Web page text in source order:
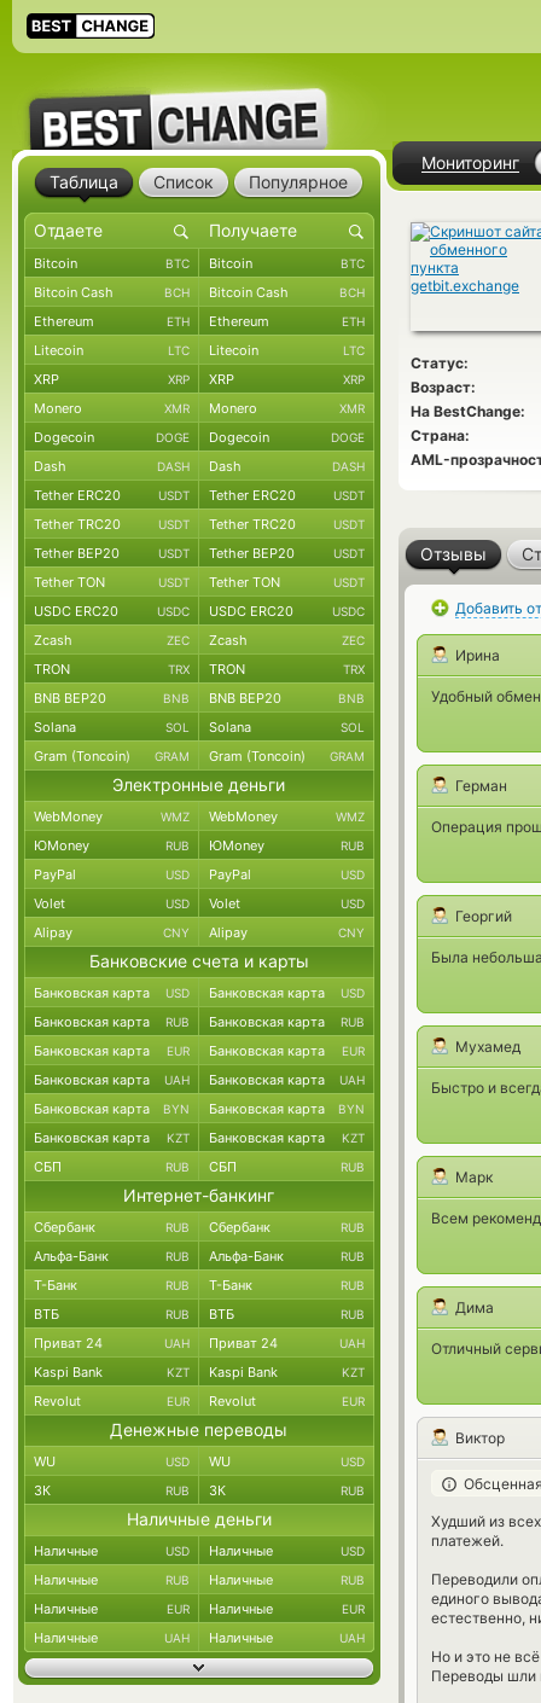
Мониторинг
Статус:
Возраст:
На BestChange:
Страна:
AML-
Отзывы
Добавить
Ирина
Удобный
Герман
Операция
Георгий
Была
Мухамед
Быстро и
Марк
Всем
Дима
Отличный
Виктор
Худший из
платежей.
Переводили
единого
естественно,
Но и это не
Переводы шли
Таблица Список Популярное
Bitcoin BTC Bitcoin BTC
Bitcoin Cash BCH Bitcoin Cash BCH
Ethereum ETH Ethereum ETH
Litecoin LTC Litecoin LTC
XRP XRP XRP XRP
Monero XMR Monero XMR
Dogecoin DOGE Dogecoin DOGE
Dash DASH Dash DASH
Tether ERC20 USDT Tether ERC20 USDT
Tether TRC20 USDT Tether TRC20 USDT
Tether BEP20 USDT Tether BEP20 USDT
Tether TON USDT Tether TON USDT
USDC ERC20 USDC USDC ERC20 USDC
Zcash ZEC Zcash ZEC
TRON TRX TRON TRX
BNB BEP20 BNB BNB BEP20 BNB
Solana SOL Solana SOL
Gram (Toncoin) GRAM Gram (Toncoin) GRAM
Электронные деньги
WebMoney WMZ WebMoney WMZ
ЮMoney RUB ЮMoney RUB
PayPal USD PayPal USD
Volet USD Volet USD
Alipay CNY Alipay CNY
Банковские счета и карты
Банковская карта USD Банковская карта USD
Банковская карта RUB Банковская карта RUB
Банковская карта EUR Банковская карта EUR
Банковская карта UAH Банковская карта UAH
Банковская карта BYN Банковская карта BYN
Банковская карта KZT Банковская карта KZT
СБП RUB СБП RUB
Интернет-банкинг
Сбербанк RUB Сбербанк RUB
Альфа-Банк RUB Альфа-Банк RUB
Т-Банк RUB Т-Банк RUB
ВТБ RUB ВТБ RUB
Приват 24 UAH Приват 24 UAH
Kaspi Bank KZT Kaspi Bank KZT
Revolut EUR Revolut EUR
Денежные переводы
WU USD WU USD
ЗК RUB ЗК RUB
Наличные деньги
Наличные USD Наличные USD
Наличные RUB Наличные RUB
Наличные EUR Наличные EUR
Наличные UAH Наличные UAH